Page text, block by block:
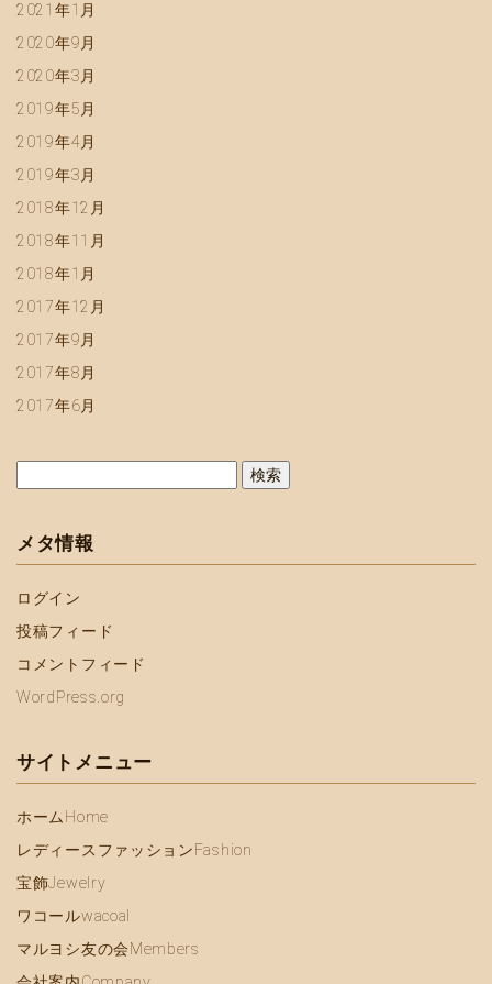
2021年1月
2020年9月
2020年3月
2019年5月
2019年4月
2019年3月
2018年12月
2018年11月
2018年1月
2017年12月
2017年9月
2017年8月
2017年6月
索:
メタ情報
ログイン
投稿フィード
コメントフィード
WordPress.org
サイトメニュー
ホーム Home
レディースファッション Fashion
宝飾Jewelry
ワコールwacoal
マルヨシ友の会Members